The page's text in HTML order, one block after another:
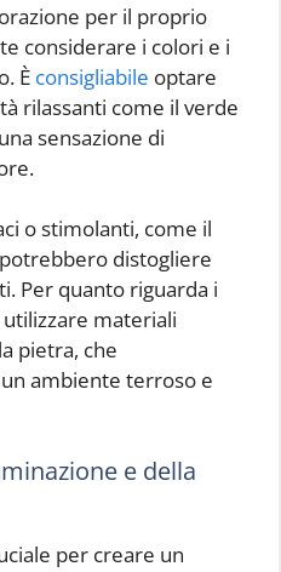
per il proprio
considerare i colori e i
È consigliabile optare
rilassanti come il verde
sensazione di
o stimolanti, come il
distogliere
Per quanto riguarda i
materiali
pietra, che
ambiente terroso e
e della
per creare un